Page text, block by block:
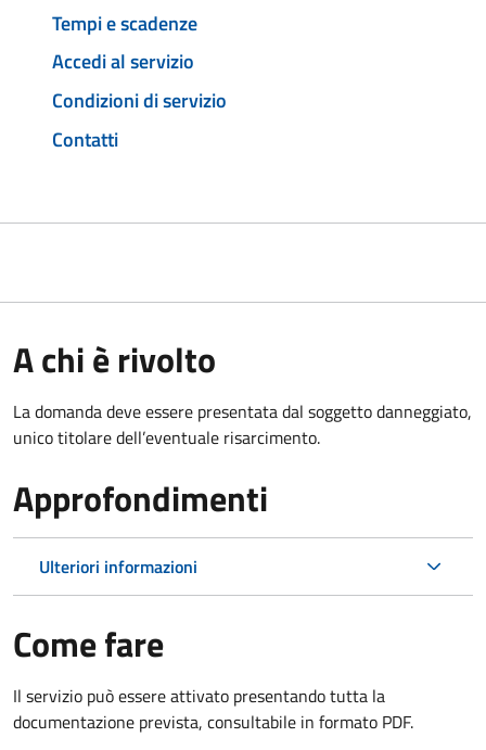
Tempi e scadenze
Accedi al servizio
Condizioni di servizio
Contatti
A chi è rivolto
La domanda deve essere presentata dal soggetto danneggiato,
unico titolare dell’eventuale risarcimento.
Approfondimenti
Ulteriori informazioni
Come fare
Il servizio può essere attivato presentando tutta la
documentazione prevista, consultabile in formato PDF.